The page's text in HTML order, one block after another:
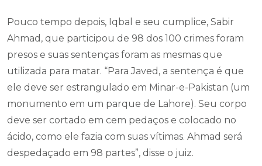
Pouco tempo depois, Iqbal e seu cumplice, Sabir
Ahmad, que participou de 98 dos 100 crimes foram
presos e suas sentenças foram as mesmas que
utilizada para matar. “Para Javed, a sentença é que
ele deve ser estrangulado em Minar-e-Pakistan (um
monumento em um parque de Lahore). Seu corpo
deve ser cortado em cem pedaços e colocado no
ácido, como ele fazia com suas vítimas. Ahmad será
despedaçado em 98 partes”, disse o juiz.